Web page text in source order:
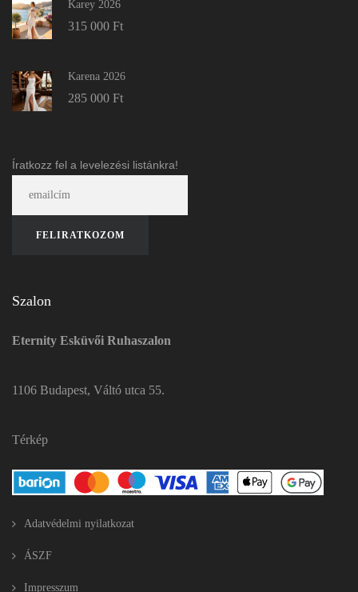
Karey 2026
315 000 Ft
Karena 2026
285 000 Ft
Íratkozz fel a levelezési listánkra!
Szalon
Eternity Esküvői Ruhaszalon
1106 Budapest, Váltó utca 55.
Térkép
Adatvédelmi nyilatkozat
ÁSZF
Impresszum